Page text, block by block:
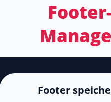
Footer